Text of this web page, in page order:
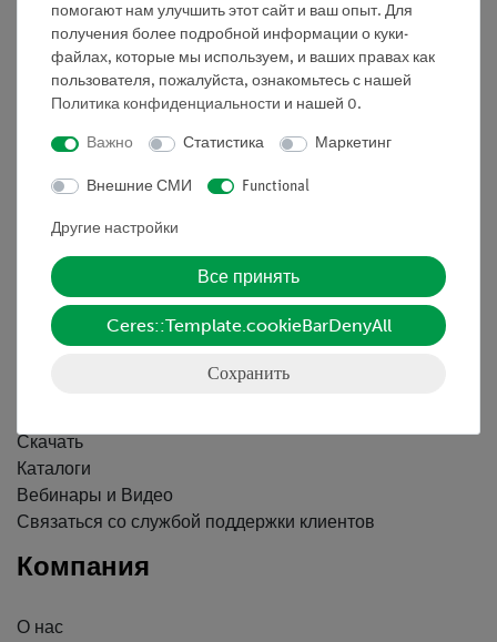
Контактное лицо
Условия сотрудничества
Декларация о конфиденциальности
Вводные данные
Обслуживание
Скачать
Каталоги
Вебинары и Видео
Связаться со службой поддержки клиентов
Компания
О нас
помогают нам улучшить этот сайт и ваш опыт. Для
получения более подробной информации о куки-
файлах, которые мы используем, и ваших правах как
пользователя, пожалуйста, ознакомьтесь с нашей
Политика конфиденциальности и нашей 0.
Важно Статистика Маркетинг
Внешние СМИ Functional
Другие настройки
Все принять
Ceres::Template.cookieBarDenyAll
Сохранить